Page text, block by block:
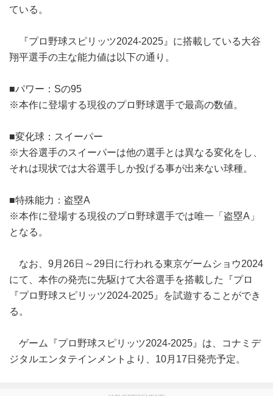
ている。
『プロ野球スピリッツ2024‐2025』に搭載している大谷
翔平選手の主な能力値は以下の通り。
■パワー：Sの95
※本作に登場する現役のプロ野球選手で最高の数値。
■変化球：スイーパー
※大谷選手のスイーパーは他の選手とは異なる変化をし、
それは現状では大谷選手しか投げる事が出来ない球種。
■特殊能力：盗塁A
※本作に登場する現役のプロ野球選手では唯一「盗塁A」
となる。
なお、9月26日～29日に行われる東京ゲームショウ2024
にて、本作の発売に先駆けて大谷選手を搭載した『プロ
『プロ野球スピリッツ2024‐2025』を試遊することができ
る。
ゲーム『プロ野球スピリッツ2024‐2025』は、コナミデ
ジタルエンタテインメントより、10月17日発売予定。